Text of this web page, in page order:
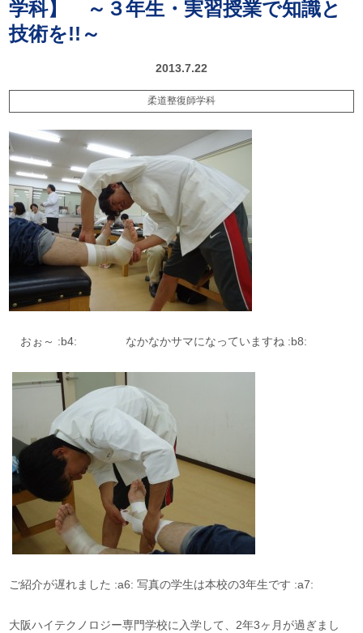
学科】 ～３年生・実習授業で知識と
技術を!!～
2013.7.22
柔道整復師学科
おぉ～ :b4: なかなかサマになっていますね :b8:
ご紹介が遅れました :a6: 写真の学生は本校の3年生です :a7:
大阪ハイテクノロジー専門学校に入学して、2年3ヶ月が過ぎまし